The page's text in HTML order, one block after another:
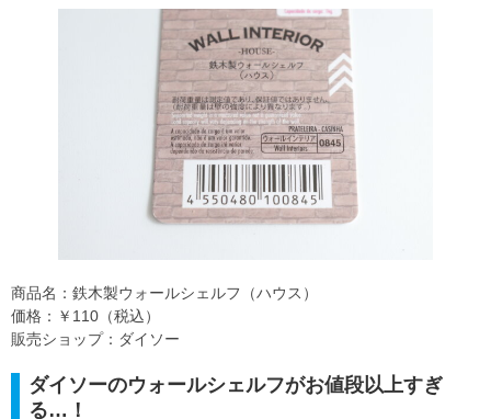
商品名：鉄木製ウォールシェルフ（ハウス）
価格：￥110（税込）
販売ショップ：ダイソー
ダイソーのウォールシェルフがお値段以上すぎ
る…！